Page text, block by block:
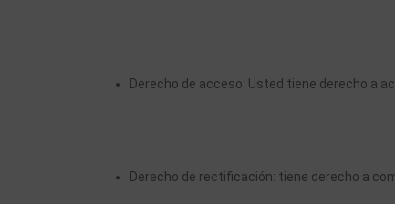
Derecho de acceso: Usted tiene derecho a
Derecho de rectificación: tiene derecho a